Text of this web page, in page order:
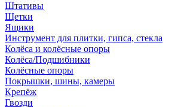
Штативы
Щетки
Ящики
Инструмент для плитки, гипса, стекла
Колёса и колёсные опоры
Колёса/Подшибники
Колёсные опоры
Покрышки, шины, камеры
Крепёж
Гвозди